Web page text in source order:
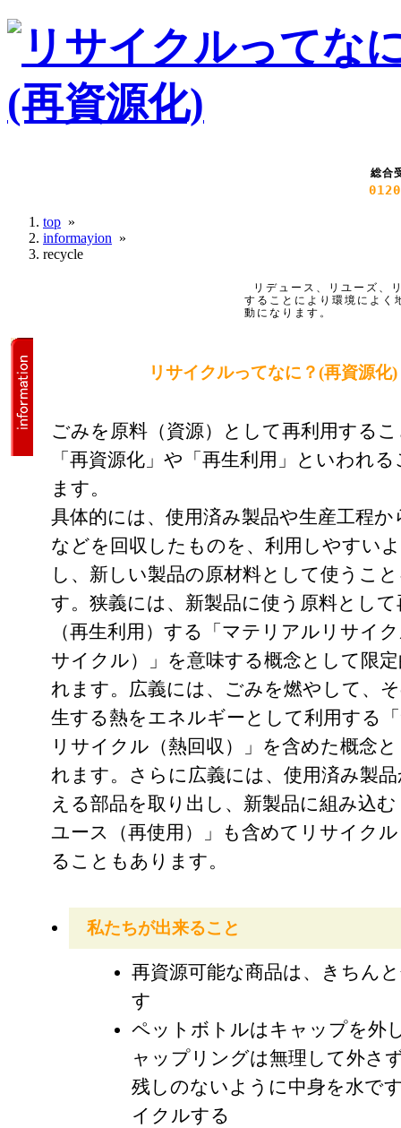
総合
top »
informayion »
recycle
リデュース、リユーズ、
することにより環境によく
動になります。
リサイクルってなに？(再資源化)
ごみを原料（資源）として再利用する
「再資源化」や「再生利用」といわれ
ます。
具体的には、使用済み製品や生産工程
などを回収したものを、利用しやすい
し、新しい製品の原材料として使うこ
す。狭義には、新製品に使う原料として
（再生利用）する「マテリアルリサイ
サイクル）」を意味する概念として限
れます。広義には、ごみを燃やして、
生する熱をエネルギーとして利用する
リサイクル（熱回収）」を含めた概念
れます。さらに広義には、使用済み製
える部品を取り出し、新製品に組み込
ユース（再使用）」も含めてリサイク
ることもあります。
私たちが出来ること
再資源可能な商品は、きちん
す
ペットボトルはキャップを外
ャップリングは無理して外さ
残しのないように中身を水で
イクルする